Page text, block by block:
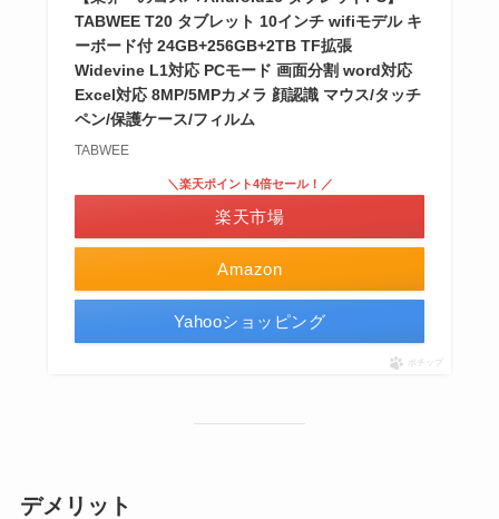
TABWEE T20 タブレット 10インチ wifiモデル キ
ーボード付 24GB+256GB+2TB TF拡張
Widevine L1対応 PCモード 画面分割 word対応
Excel対応 8MP/5MPカメラ 顔認識 マウス/タッチ
ペン/保護ケース/フィルム
TABWEE
Amazon
＼楽天ポイント4倍セール！／
楽天市場
Yahooショッピング
ポチップ
デメリット